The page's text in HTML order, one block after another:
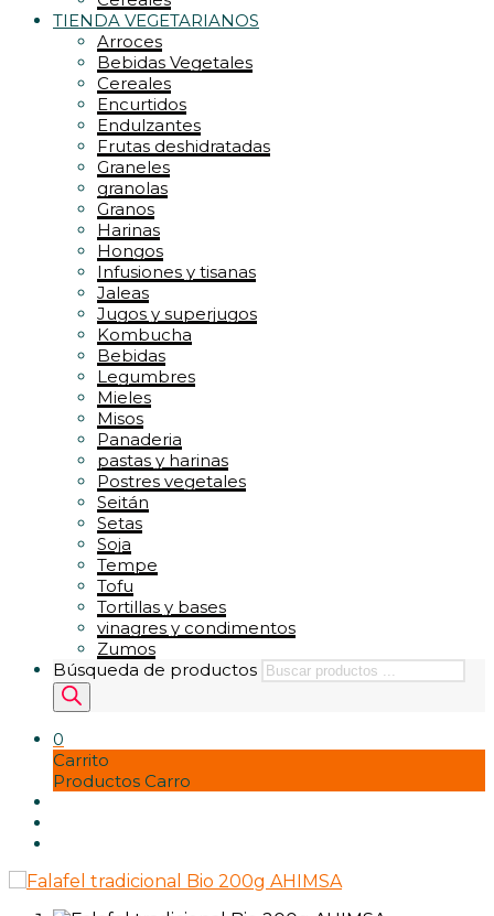
TIENDA VEGETARIANOS
Arroces
Bebidas Vegetales
Cereales
Encurtidos
Endulzantes
Frutas deshidratadas
Graneles
granolas
Granos
Harinas
Hongos
Infusiones y tisanas
Jaleas
Jugos y superjugos
Kombucha
Bebidas
Legumbres
Mieles
Misos
Panaderia
pastas y harinas
Postres vegetales
Seitán
Setas
Soja
Tempe
Tofu
Tortillas y bases
vinagres y condimentos
Zumos
Búsqueda de productos
0
Carrito
Productos Carro